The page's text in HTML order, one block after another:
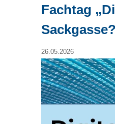
Fachtag
26.05.2026